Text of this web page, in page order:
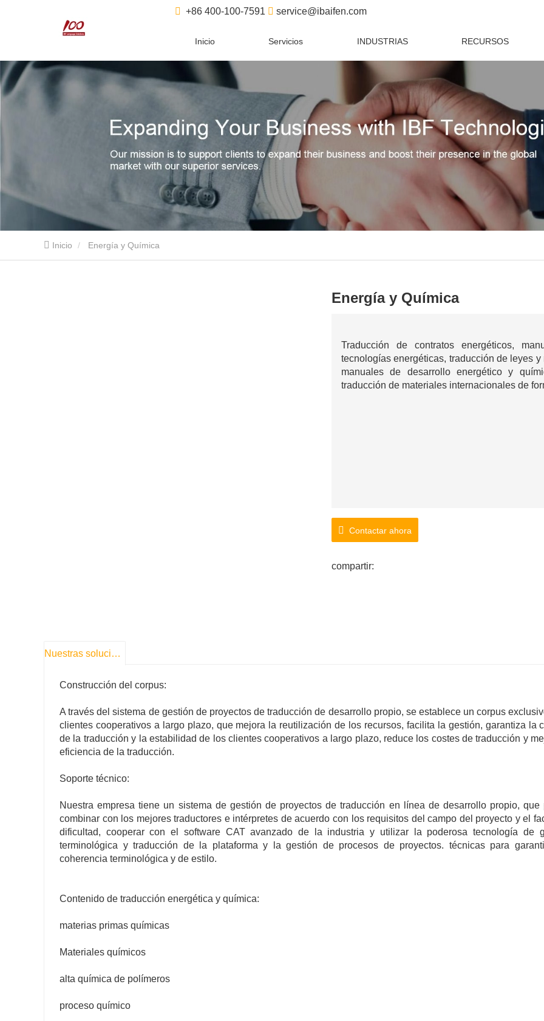
+86 400-100-7591 service@ibaifen.com
Inicio Servicios INDUSTRIAS RECURSOS
Inicio Energía y Química
Energía y Química
Traducción de contratos energéticos,
tecnologías energéticas, traducción de leyes
manuales de desarrollo energético y
traducción de materiales internacionales de
Contactar ahora
compartir:
Nuestras soluciones
Construcción del corpus:
A través del sistema de gestión de proyectos de traducción de desarrollo propio, se establece un corpus
clientes cooperativos a largo plazo, que mejora la reutilización de los recursos, facilita la gestión, garantiza la
de la traducción y la estabilidad de los clientes cooperativos a largo plazo, reduce los costes de traducción y
eficiencia de la traducción.
Soporte técnico:
Nuestra empresa tiene un sistema de gestión de proyectos de traducción en línea de desarrollo propio, que
combinar con los mejores traductores e intérpretes de acuerdo con los requisitos del campo del proyecto y el
dificultad, cooperar con el software CAT avanzado de la industria y utilizar la poderosa tecnología de
terminológica y traducción de la plataforma y la gestión de procesos de proyectos. técnicas para
coherencia terminológica y de estilo.
Contenido de traducción energética y química:
materias primas químicas
Materiales químicos
alta química de polímeros
proceso químico